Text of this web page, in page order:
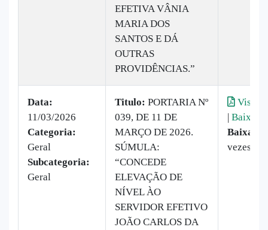
EFETIVA VÂNIA
MARIA DOS
SANTOS E DÁ
OUTRAS
PROVIDÊNCIAS.”
Data:
11/03/2026
Categoria:
Geral
Subcategoria:
Geral
Titulo: PORTARIA Nº
039, DE 11 DE
MARÇO DE 2026.
SÚMULA:
“CONCEDE
ELEVAÇÃO DE
NÍVEL ÀO
SERVIDOR EFETIVO
JOÃO CARLOS DA
| Baixar
Baixado:
vezes